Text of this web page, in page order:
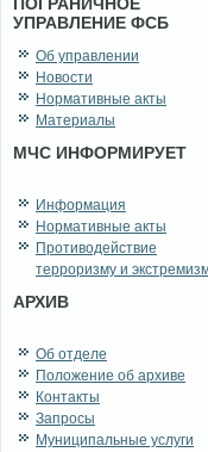
УПРАВЛЕНИЕ ФСБ
Об управлении
Новости
Нормативные акты
Материалы
МЧС ИНФОРМИРУЕТ
Информация
Нормативные акты
Противодействие
терроризму и
АРХИВ
Об отделе
Положение об архиве
Контакты
Запросы
Муниципальные услуги